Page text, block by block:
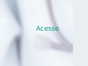
Acesse